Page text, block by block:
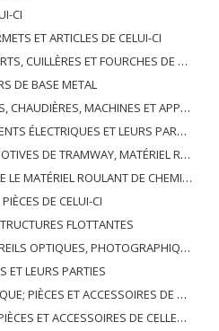
CI
ET ARTICLES DE CELUI-CI
DE MÉTAUX DE BASE; PARTIES DE CELLES-CI, EN METAL DE BASE
DE BASE METAL
ET APPAREILS MÉCANIQUES; PARTIES DE CELLES-CI
APPAREILS D'ENREGISTREMENT OU DE REPRODUCTION DES IMAGES ET DU SON EN TÉLÉVISION, PIÈCES ET ACCESSOIRES DE TELS ARTICLES
TRAMWAY ET RACCORDS ET PIÈCES DE CELLES-CI; ÉQUIPEMENT DE SIGNALISATION DE TRAFIC MÉCANIQUE (Y COMPRIS ÉLECTRO-MÉCANIQUE) DE TOUS TYPES
CHEMIN DE FER OU DE TRAMWAY, ET LEURS PIÈCES ET ACCESSOIRES
DE CELUI-CI
FLOTTANTES
DE MESURE, DE CONTRÔLE, DE MÉDECINE OU DE CHIRURGIE; PIÈCES ET ACCESSOIRES
ET LEURS PARTIES
ET ACCESSOIRES DE TELS ARTICLES
ET ACCESSOIRES DE CELLES-CI